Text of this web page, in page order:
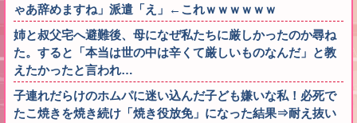
ゃあ辞めますね」派遣「え」←これｗｗｗｗｗｗ
姉と叔父宅へ避難後、母になぜ私たちに厳しかったのか尋ね
た。すると「本当は世の中は辛くて厳しいものなんだ」と教
えたかったと言われ…
子連れだらけのホムパに迷い込んだ子ども嫌いな私！必死で
たこ焼きを焼き続け「焼き役放免」になった結果⇒耐え抜い